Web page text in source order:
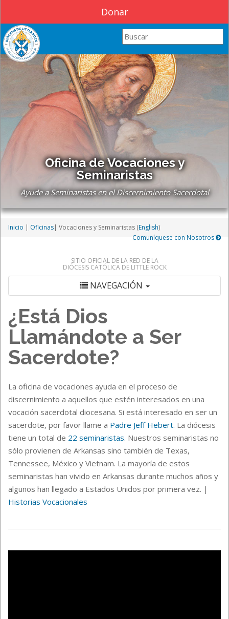
Donar
Search this site
Oficina de Vocaciones y
Seminaristas
Ayude a Seminaristas en el Discernimiento Sacerdotal
Inicio | Oficinas| Vocaciones y Seminaristas (English)
Comuníquese con Nosotros
SITIO OFICIAL DE LA RED DE LA
DIÓCESIS CATÓLICA DE LITTLE ROCK
NAVEGACIÓN
¿Está Dios
Llamándote a Ser
Sacerdote?
La oficina de vocaciones ayuda en el proceso de
discernimiento a aquellos que estén interesados en una
vocación sacerdotal diocesana. Si está interesado en ser un
sacerdote, por favor llame a Padre Jeff Hebert. La diócesis
tiene un total de 22 seminaristas. Nuestros seminaristas no
sólo provienen de Arkansas sino también de Texas,
Tennessee, México y Vietnam. La mayoría de estos
seminaristas han vivido en Arkansas durante muchos años y
algunos han llegado a Estados Unidos por primera vez. |
Historias Vocacionales